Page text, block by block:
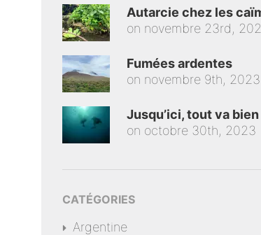
Autarcie chez les
on novembre 23rd,
Fumées ardentes
on novembre 9th, 2023
Jusqu’ici, tout va bien
on octobre 30th, 2023
CATÉGORIES
Argentine